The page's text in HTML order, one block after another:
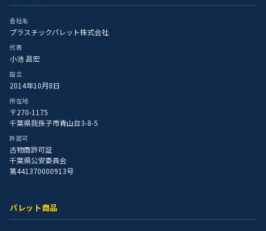
会社名
プラスチックパレット株式会社
代表
小池 昌宏
設立
2014年10月8日
所在地
〒270-1175
千葉県我孫子市青山台3-8-5
許認可
古物商許可証
千葉県公安委員会
第441370000913号
パレット商品